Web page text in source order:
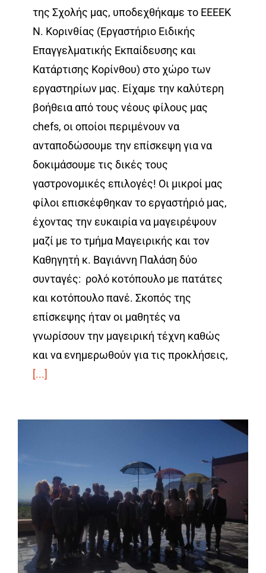
της Σχολής μας, υποδεχθήκαμε το ΕΕΕΕΚ
N. Κορινθίας (Εργαστήριο Ειδικής
Επαγγελματικής Εκπαίδευσης και
Κατάρτισης Κορίνθου) στο χώρο των
εργαστηρίων μας. Είχαμε την καλύτερη
βοήθεια από τους νέους φίλους μας
chefs, οι οποίοι περιμένουν να
ανταποδώσουμε την επίσκεψη για να
δοκιμάσουμε τις δικές τους
γαστρονομικές επιλογές! Οι μικροί μας
φίλοι επισκέφθηκαν το εργαστήριό μας,
έχοντας την ευκαιρία να μαγειρέψουν
μαζί με το τμήμα Μαγειρικής και τον
Καθηγητή κ. Βαγιάννη Παλάση δύο
συνταγές: ρολό κοτόπουλο με πατάτες
και κοτόπουλο πανέ. Σκοπός της
επίσκεψης ήταν οι μαθητές να
γνωρίσουν την μαγειρική τέχνη καθώς
και να ενημερωθούν για τις προκλήσεις,
[...]